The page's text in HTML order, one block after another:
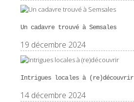
Un cadavre trouvé à Semsales
19 décembre 2024
Intrigues locales à (re)découvrir
14 décembre 2024